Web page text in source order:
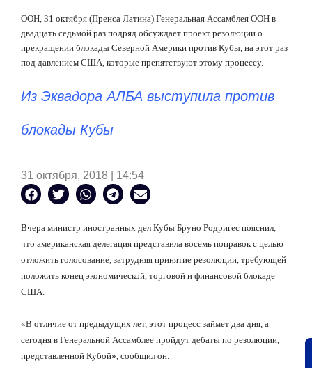
ООН, 31 октября (Пренса Латина) Генеральная Ассамблея ООН в
двадцать седьмой раз подряд обсуждает проект резолюции о
прекращении блокады Северной Америки против Кубы, на этот раз
под давлением США, которые препятствуют этому процессу.
Из Эквадора АЛБА выступила против
блокады Кубы
31 октября, 2018 | 14:54
Вчера министр иностранных дел Кубы Бруно Родригес пояснил,
что американская делегация представила восемь поправок с целью
отложить голосование, затрудняя принятие резолюции, требующей
положить конец экономической, торговой и финансовой блокаде
США.
«В отличие от предыдущих лет, этот процесс займет два дня, а
сегодня в Генеральной Ассамблее пройдут дебаты по резолюции,
представленной Кубой», сообщил он.